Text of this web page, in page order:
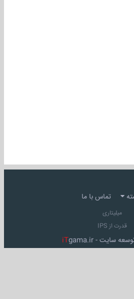
تماس با ما
میلیتاری
قدرت از IPS
سايت - iTgama.ir